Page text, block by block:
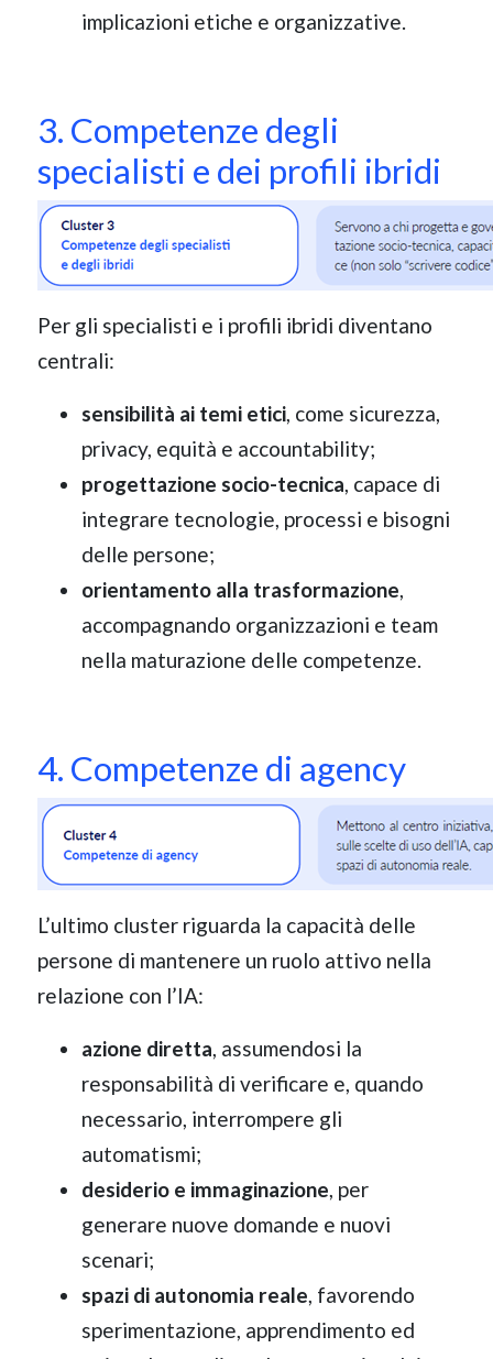
implicazioni etiche e organizzative.
3. Competenze degli
specialisti e dei profili ibridi
Per gli specialisti e i profili ibridi diventano
centrali:
sensibilità ai temi etici, come sicurezza,
privacy, equità e accountability;
progettazione socio-tecnica, capace di
integrare tecnologie, processi e bisogni
delle persone;
orientamento alla trasformazione,
accompagnando organizzazioni e team
nella maturazione delle competenze.
4. Competenze di agency
L’ultimo cluster riguarda la capacità delle
persone di mantenere un ruolo attivo nella
relazione con l’IA:
azione diretta, assumendosi la
responsabilità di verificare e, quando
necessario, interrompere gli
automatismi;
desiderio e immaginazione, per
generare nuove domande e nuovi
scenari;
spazi di autonomia reale, favorendo
sperimentazione, apprendimento ed